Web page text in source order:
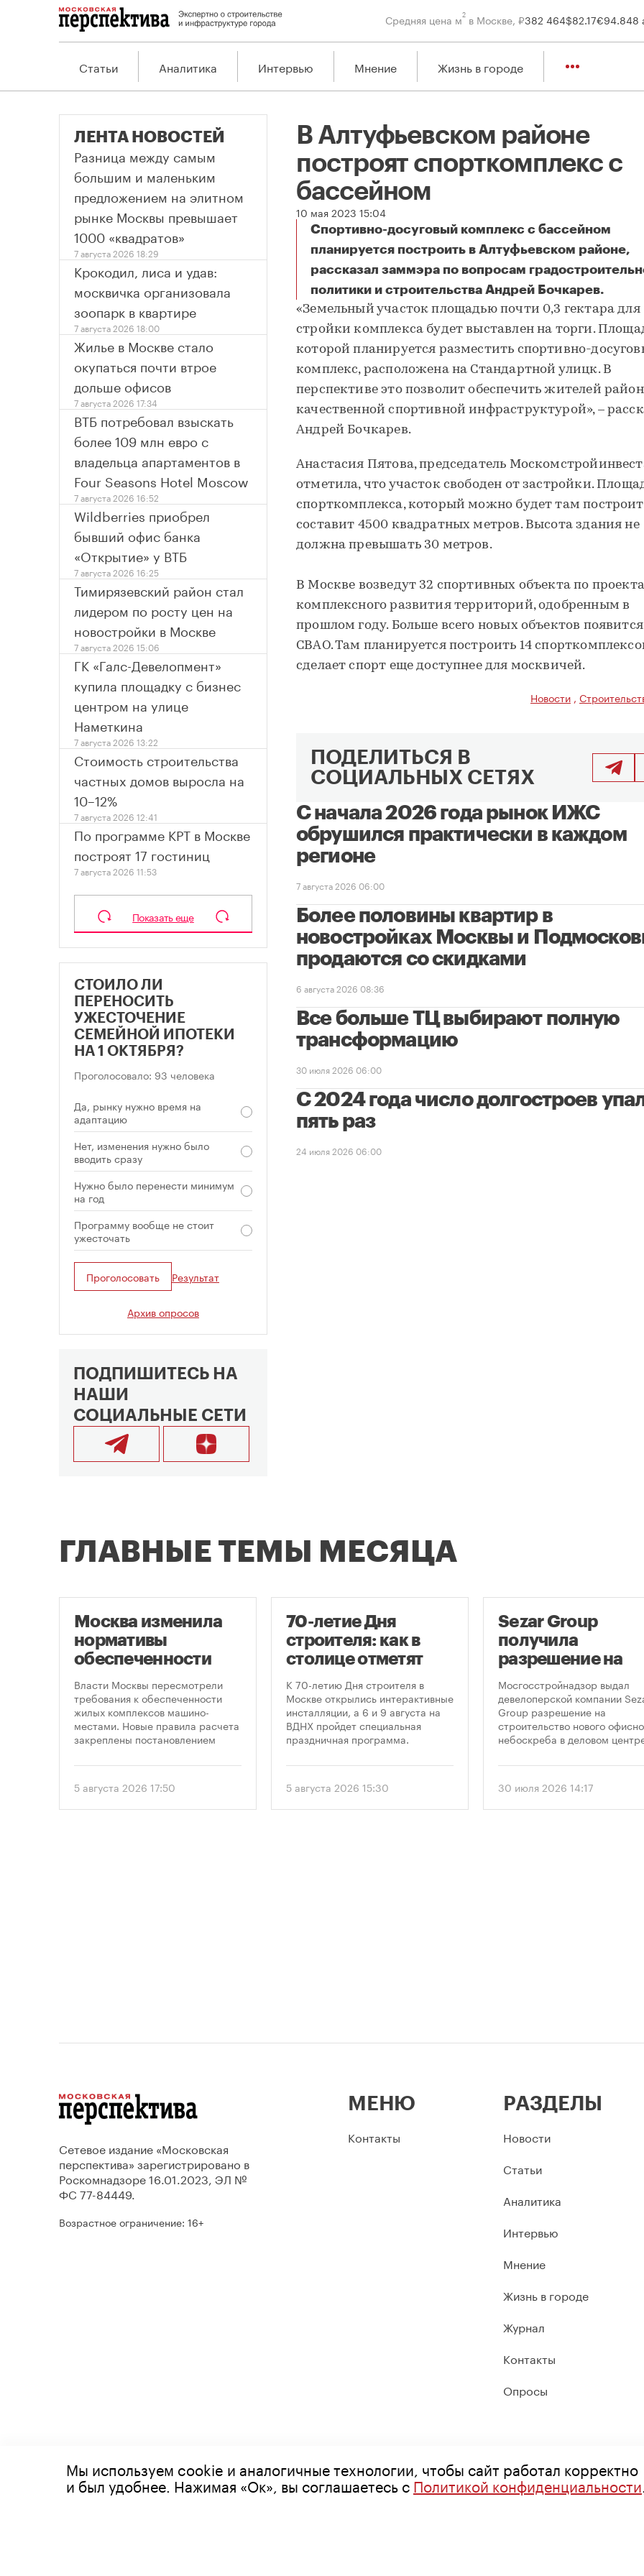
Средняя цена м2 в Москве, ₽382 464$82.17€94.848
Статьи Аналитика Интервью Мнение Жизнь в городе
В Алтуфьевском районе
построят спорткомплекс с
бассейном
10 мая 2023 15:04
Спортивно-досуговый комплекс с бассейном
планируется построить в Алтуфьевском районе,
рассказал заммэра по вопросам
политики и строительства Андрей Бочкарев.
В Алтуфьевском районе построят спорткомплекс с бассейном
«Земельный участок площадью почти 0,3 гектара для
стройки комплекса будет выставлен на торги.
которой планируется разместить спортивно-
комплекс, расположена на Стандартной улицк. В
перспективе это позволит обеспечить жителей
качественной спортивной инфраструктурой», –
Андрей Бочкарев.
Анастасия Пятова, председатель
отметила, что участок свободен от застройки.
спорткомплекса, который можно будет там
составит 4500 квадратных метров. Высота здания не
должна превышать 30 метров.
В Москве возведут 32 спортивных объекта по
комплексного развития территорий, одобренным в
прошлом году. Больше всего новых объектов
СВАО. Там планируется построить 14
сделает спорт еще доступнее для москвичей.
Новости ,
ПОДЕЛИТЬСЯ В
СОЦИАЛЬНЫХ СЕТЯХ
С начала 2026 года рынок ИЖС
обрушился практически в каждом
регионе
7 августа 2026 06:00
Более половины квартир в
новостройках Москвы и
продаются со скидками
6 августа 2026 08:36
Все больше ТЦ выбирают полную
трансформацию
30 июля 2026 06:00
С 2024 года число долгостроев
пять раз
24 июля 2026 06:00
ЛЕНТА НОВОСТЕЙ
Разница между самым
большим и маленьким
предложением на элитном
рынке Москвы превышает
1000 «квадратов»
7 августа 2026 18:29
Крокодил, лиса и удав:
москвичка организовала
зоопарк в квартире
7 августа 2026 18:00
Жилье в Москве стало
окупаться почти втрое
дольше офисов
7 августа 2026 17:34
ВТБ потребовал взыскать
более 109 млн евро с
владельца апартаментов в
Four Seasons Hotel Moscow
7 августа 2026 16:52
Wildberries приобрел
бывший офис банка
«Открытие» у ВТБ
7 августа 2026 16:25
Тимирязевский район стал
лидером по росту цен на
новостройки в Москве
7 августа 2026 15:06
ГК «Галс-Девелопмент»
купила площадку с бизнес
центром на улице
Наметкина
7 августа 2026 13:22
Стоимость строительства
частных домов выросла на
10–12%
7 августа 2026 12:41
По программе КРТ в Москве
построят 17 гостиниц
7 августа 2026 11:53
Показать еще
СТОИЛО ЛИ
ПЕРЕНОСИТЬ
УЖЕСТОЧЕНИЕ
СЕМЕЙНОЙ ИПОТЕКИ
НА 1 ОКТЯБРЯ?
Проголосовало: 93 человека
Да, рынку нужно время на
адаптацию
Нет, изменения нужно было
вводить сразу
Нужно было перенести минимум
на год
Программу вообще не стоит
ужесточать
Проголосовать Результат
Архив опросов
ПОДПИШИТЕСЬ НА
НАШИ
СОЦИАЛЬНЫЕ СЕТИ
ГЛАВНЫЕ ТЕМЫ МЕСЯЦА
Москва изменила
нормативы
обеспеченности
новостроек
парковками
Власти Москвы пересмотрели
требования к обеспеченности
жилых комплексов машино-
местами. Новые правила расчета
закреплены постановлением
от 5 августа 2026 года. Документ
подход к определению
необходимого количества
5 августа 2026 17:50
70-летие Дня
строителя: как в
столице отметят
круглую дату
профессионального
праздника
К 70-летию Дня строителя в
Москве открылись интерактивные
инсталляции, а 6 и 9 августа на
ВДНХ пройдет специальная
праздничная программа.
5 августа 2026 15:30
Sezar Group
получила
разрешение на
строительство
небоскреба в
«Москва-Сити»
Мосгосстройнадзор выдал
девелоперской компании
Group разрешение на
строительство нового
небоскреба в деловом
предусматривает
метров.
30 июля 2026 14:17
Сетевое издание «Московская
перспектива» зарегистрировано в
Роскомнадзоре 16.01.2023, ЭЛ №
ФС 77-84449.
Возрастное ограничение: 16+
МЕНЮ
Контакты
РАЗДЕЛЫ
Новости
Статьи
Аналитика
Интервью
Мнение
Жизнь в городе
Журнал
Контакты
Опросы
© 2026 Все права защищены
Мы используем cookie и аналогичные технологии, чтобы сайт работал корректно
и был удобнее. Нажимая «Ок», вы соглашаетесь сПолитикой конфиденциальности